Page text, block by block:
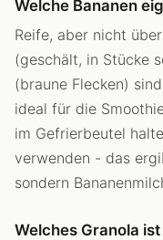
Welche Bananen
Reife, aber nicht
(geschält, in Stücke
(braune Flecken)
ideal für die
im Gefrierbeutel
verwenden - das
sondern
Welches Granola